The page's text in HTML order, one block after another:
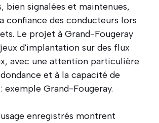
bien signalées et maintenues,
confiance des conducteurs lors
Le projet à Grand-Fougeray
d'implantation sur des flux
avec une attention particulière
et à la capacité de
exemple Grand-Fougeray.
enregistrés montrent